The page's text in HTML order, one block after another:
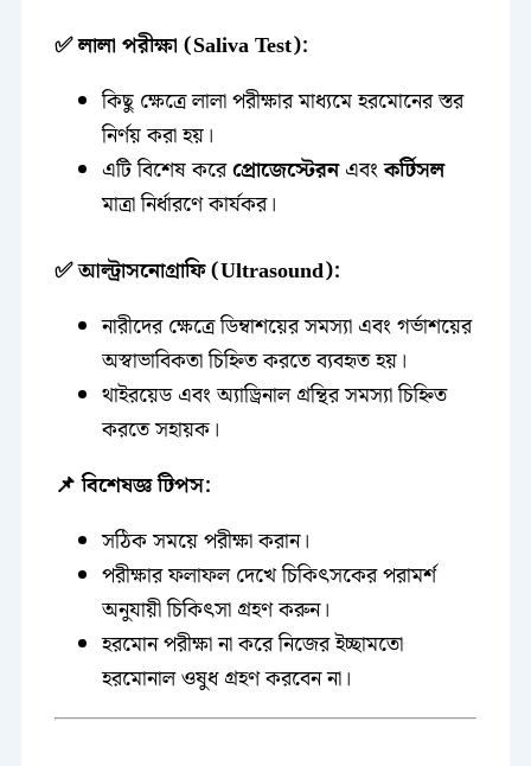
✅ লালা পরীক্ষা (Saliva Test):
কিছু ক্ষেত্রে লালা পরীক্ষার মাধ্যমে হরমোনের স্তর
নির্ণয় করা হয়।
এটি বিশেষ করেপ্রোজেস্টেরনএবংকর্টিসল
মাত্রা নির্ধারণে কার্যকর।
✅ আল্ট্রাসনোগ্রাফি (Ultrasound):
নারীদের ক্ষেত্রে ডিম্বাশয়ের সমস্যা এবং গর্ভাশয়ের
অস্বাভাবিকতা চিহ্নিত করতে ব্যবহৃত হয়।
থাইরয়েড এবং অ্যাড্রিনাল গ্রন্থির সমস্যা চিহ্নিত
করতে সহায়ক।
📌 বিশেষজ্ঞ টিপস:
সঠিক সময়ে পরীক্ষা করান।
পরীক্ষার ফলাফল দেখে চিকিৎসকের পরামর্শ
অনুযায়ী চিকিৎসা গ্রহণ করুন।
হরমোন পরীক্ষা না করে নিজের ইচ্ছামতো
হরমোনাল ওষুধ গ্রহণ করবেন না।